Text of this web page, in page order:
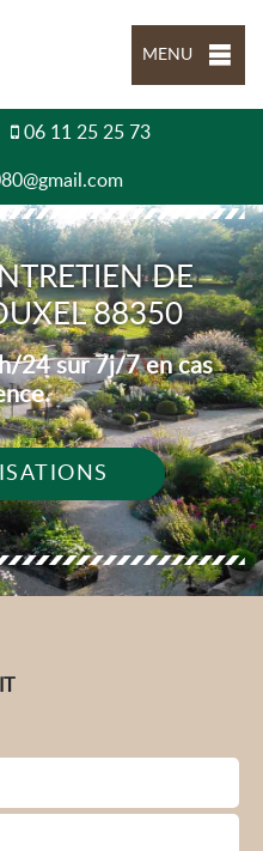
MENU
06 11 25 25 73
DE
88350
24 sur 7j/7 en cas